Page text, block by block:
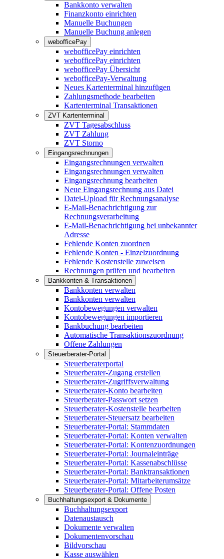
Bankkonto verwalten
Finanzkonto einrichten
Manuelle Buchungen
Manuelle Buchung anlegen
webofficePay
webofficePay einrichten
webofficePay einrichten
webofficePay Übersicht
webofficePay-Verwaltung
Neues Kartenterminal hinzufügen
Zahlungsmethode bearbeiten
Kartenterminal Transaktionen
ZVT Kartenterminal
ZVT Tagesabschluss
ZVT Zahlung
ZVT Storno
Eingangsrechnungen
Eingangsrechnungen verwalten
Eingangsrechnungen verwalten
Eingangsrechnung bearbeiten
Neue Eingangsrechnung aus Datei
Datei-Upload für Rechnungsanalyse
E-Mail-Benachrichtigung zur
Rechnungsverarbeitung
E-Mail-Benachrichtigung bei unbekannter
Adresse
Fehlende Konten zuordnen
Fehlende Konten - Einzelzuordnung
Fehlende Kostenstelle zuweisen
Rechnungen prüfen und bearbeiten
Bankkonten & Transaktionen
Bankkonten verwalten
Bankkonten verwalten
Kontobewegungen verwalten
Kontobewegungen importieren
Bankbuchung bearbeiten
Automatische Transaktionszuordnung
Offene Zahlungen
Steuerberater-Portal
Steuerberaterportal
Steuerberater-Zugang erstellen
Steuerberater-Zugriffsverwaltung
Steuerberater-Konto bearbeiten
Steuerberater-Passwort setzen
Steuerberater-Kostenstelle bearbeiten
Steuerberater-Steuersatz bearbeiten
Steuerberater-Portal: Stammdaten
Steuerberater-Portal: Konten verwalten
Steuerberater-Portal: Kontenzuordnungen
Steuerberater-Portal: Journaleinträge
Steuerberater-Portal: Kassenabschlüsse
Steuerberater-Portal: Banktransaktionen
Steuerberater-Portal: Mitarbeiterumsätze
Steuerberater-Portal: Offene Posten
Buchhaltungsexport & Dokumente
Buchhaltungsexport
Datenaustausch
Dokumente verwalten
Dokumentenvorschau
Bildvorschau
Kasse auswählen